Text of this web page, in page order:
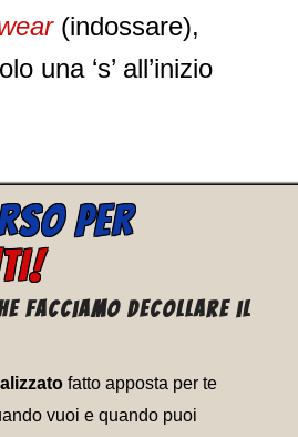
(indossare),
una ‘s’ all’inizio
PER
facciamo decollare il
fatto apposta per te
vuoi e quando puoi